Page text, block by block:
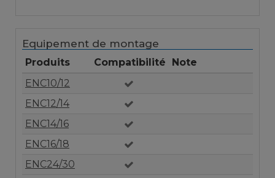
Equipement de montage
Produits Compatibilité
Note
ENC10/12
ENC12/14
ENC14/16
ENC16/18
ENC24/30